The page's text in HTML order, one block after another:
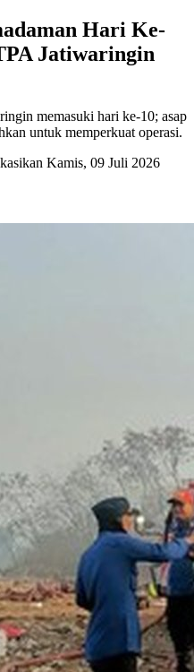
Hari Ke-
Jatiwaringin
memasuki hari ke-10; asap
untuk memperkuat operasi.
Kamis, 09 Juli 2026